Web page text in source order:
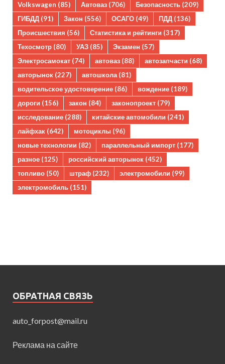
Volkswagen (85) Автоваз (706) Безопасность (209)
ГИБДД (91) Закон (556) ОСАГО (49) ПДД (136)
Происшествия (56) Статистика и рейтинги (317)
Техосмотр (80) УАЗ (85) Экзамен (57)
Электросамокат (74) автоваз (88) автозапчасти (68)
авторынок (227) автошкола(81)
водительское удостоверение (86) вождение (189)
дороги (156) закон (84) законопроект (79)
исследование (288) китайские автомобили (241)
лайфхак (642) мотоциклы (96)
новые технологии (82) параллельный импорт (177)
разное (125) российский авторынок (452)
топливо (50) штраф (232) электромобили (99)
электромобиль (151)
ОБРАТНАЯ СВЯЗЬ
auto_forpost@mail.ru
Реклама на сайте